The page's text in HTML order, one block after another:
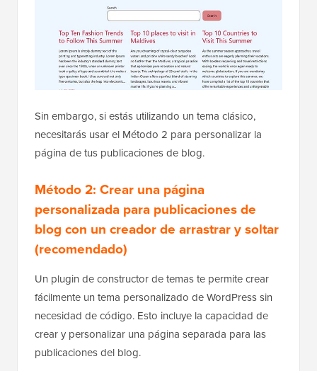
Sin embargo, si estás utilizando un tema clásico,
necesitarás usar el Método 2 para personalizar la
página de tus publicaciones de blog.
Método 2: Crear una página
personalizada para publicaciones de
blog con un creador de arrastrar y soltar
(recomendado)
Un plugin de constructor de temas te permite crear
fácilmente un tema personalizado de WordPress sin
necesidad de código. Esto incluye la capacidad de
crear y personalizar una página separada para las
publicaciones del blog.